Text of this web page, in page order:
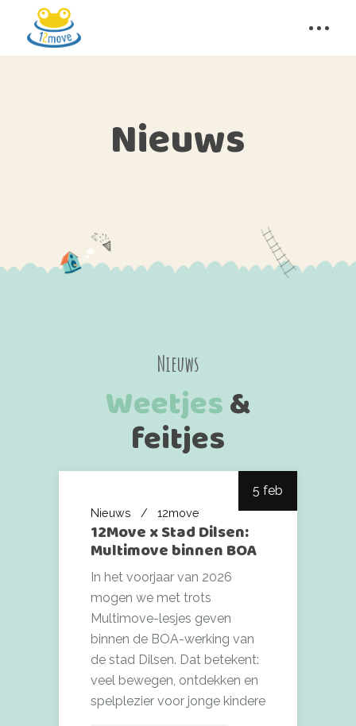
Nieuws
Nieuws
Weetjes&
feitjes
5 feb
Nieuws 12move
12Move x Stad Dilsen:
Multimove binnen BOA
In het voorjaar van 2026
mogen we met trots
Multimove-lesjes geven
binnen de BOA-werking van
de stad Dilsen. Dat betekent:
veel bewegen, ontdekken en
spelplezier voor jonge kindere